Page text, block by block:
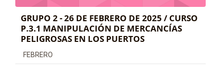
GRUPO 2 - 26 DE FEBRERO DE 2025 / CURSO
P.3.1 MANIPULACIÓN DE MERCANCÍAS
PELIGROSAS EN LOS PUERTOS
Categoría de cursos
FEBRERO